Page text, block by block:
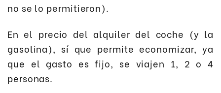
no se lo permitieron).
En el precio del alquiler del coche (y la
gasolina), sí que permite economizar, ya
que el gasto es fijo, se viajen 1, 2 o 4
personas.